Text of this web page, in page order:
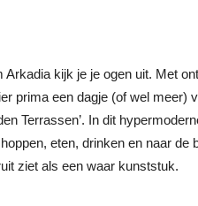
Arkadia kijk je je ogen uit. Met
prima een dagje (of wel meer)
Terrassen’. In dit
eten, drinken en naar
ziet als een waar kunststuk.